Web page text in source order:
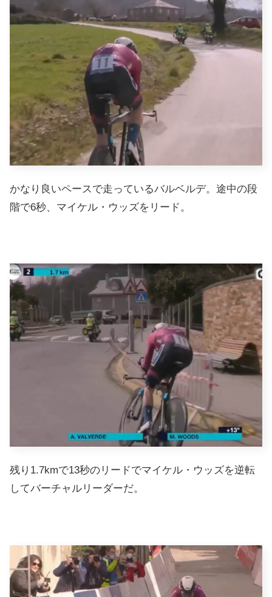
かなり良いペースで走っているバルベルデ。途中の段
階で6秒、マイケル・ウッズをリード。
残り1.7kmで13秒のリードでマイケル・ウッズを逆転
してバーチャルリーダーだ。